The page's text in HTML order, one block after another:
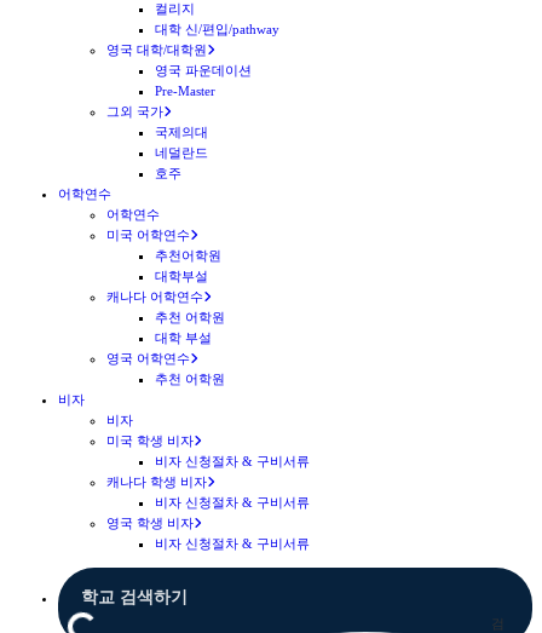
컬리지
대학 신/편입/pathway
영국 대학/대학원
영국 파운데이션
Pre-Master
그외 국가
국제의대
네덜란드
호주
어학연수
어학연수
미국 어학연수
추천어학원
대학부설
캐나다 어학연수
추천 어학원
대학 부설
영국 어학연수
추천 어학원
비자
비자
미국 학생 비자
비자 신청절차 & 구비서류
캐나다 학생 비자
비자 신청절차 & 구비서류
영국 학생 비자
비자 신청절차 & 구비서류
검